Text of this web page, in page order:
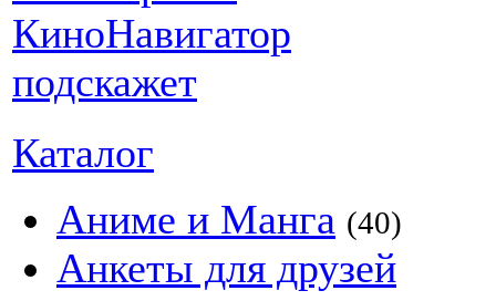
Каталог
Аниме и Манга (40)
Анкеты для друзей